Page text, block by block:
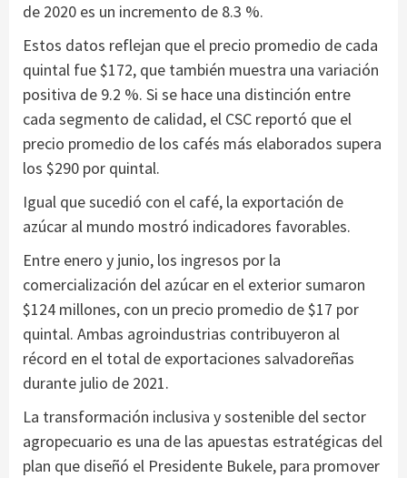
de 2020 es un incremento de 8.3 %.
Estos datos reflejan que el precio promedio de cada
quintal fue $172, que también muestra una variación
positiva de 9.2 %. Si se hace una distinción entre
cada segmento de calidad, el CSC reportó que el
precio promedio de los cafés más elaborados supera
los $290 por quintal.
Igual que sucedió con el café, la exportación de
azúcar al mundo mostró indicadores favorables.
Entre enero y junio, los ingresos por la
comercialización del azúcar en el exterior sumaron
$124 millones, con un precio promedio de $17 por
quintal. Ambas agroindustrias contribuyeron al
récord en el total de exportaciones salvadoreñas
durante julio de 2021.
La transformación inclusiva y sostenible del sector
agropecuario es una de las apuestas estratégicas del
plan que diseñó el Presidente Bukele, para promover